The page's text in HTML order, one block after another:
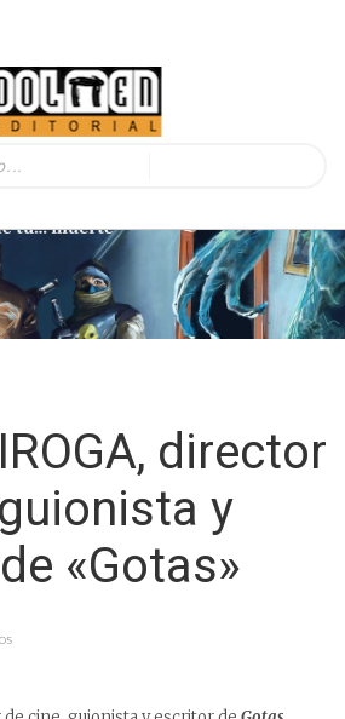
director
y
«Gotas»